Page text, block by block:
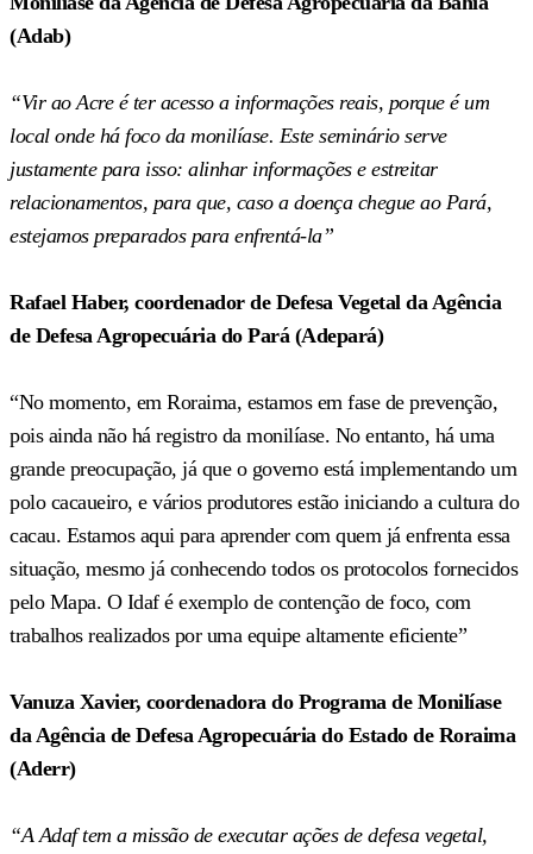
(Adab)
“Vir ao Acre é ter acesso a informações reais, porque é um
local onde há foco da monilíase. Este seminário serve
justamente para isso: alinhar informações e estreitar
relacionamentos, para que, caso a doença chegue ao Pará,
estejamos preparados para enfrentá-la”
Rafael Haber, coordenador de Defesa Vegetal da Agência
de Defesa Agropecuária do Pará (Adepará)
“No momento, em Roraima, estamos em fase de prevenção,
pois ainda não há registro da monilíase. No entanto, há uma
grande preocupação, já que o governo está implementando um
polo cacaueiro, e vários produtores estão iniciando a cultura do
cacau. Estamos aqui para aprender com quem já enfrenta essa
situação, mesmo já conhecendo todos os protocolos fornecidos
pelo Mapa. O Idaf é exemplo de contenção de foco, com
trabalhos realizados por uma equipe altamente eficiente”
Vanuza Xavier, coordenadora do Programa de Monilíase
da Agência de Defesa Agropecuária do Estado de Roraima
(Aderr)
“A Adaf tem a missão de executar ações de defesa vegetal,